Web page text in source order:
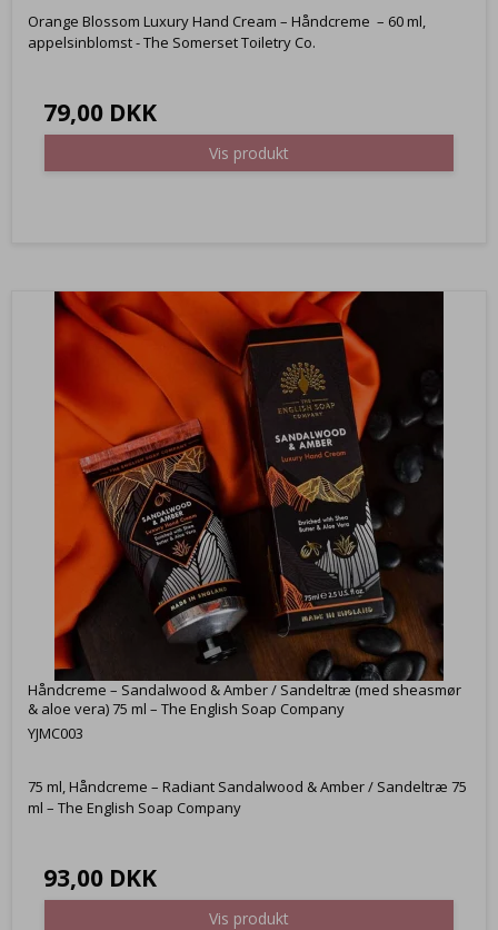
Orange Blossom Luxury Hand Cream – Håndcreme – 60 ml,
appelsinblomst - The Somerset Toiletry Co.
79,00 DKK
Vis produkt
Håndcreme – Sandalwood & Amber / Sandeltræ (med sheasmør
& aloe vera) 75 ml – The English Soap Company
YJMC003
75 ml, Håndcreme – Radiant Sandalwood & Amber / Sandeltræ 75
ml – The English Soap Company
93,00 DKK
Vis produkt